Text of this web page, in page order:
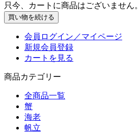
只今、カートに商品はございません。
会員ログイン／マイページ
新規会員登録
カートを見る
商品カテゴリー
全商品一覧
蟹
海老
帆立